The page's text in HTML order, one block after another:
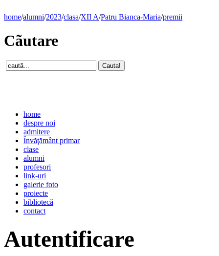
home/alumni/2023/clasa/XII A/Patru Bianca-Maria/premii
Cãutare
home
despre noi
admitere
Învăţământ primar
clase
alumni
profesori
link-uri
galerie foto
proiecte
bibliotecă
contact
Autentificare